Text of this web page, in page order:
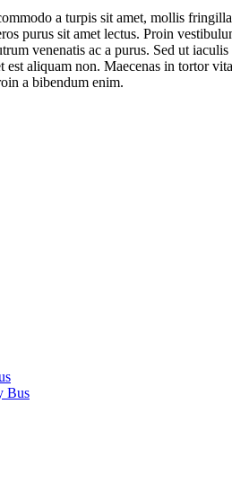
a turpis sit amet, mollis
purus sit amet lectus. Proin
venenatis ac a purus. Sed ut
aliquam non. Maecenas in tortor
a bibendum enim.
Bus